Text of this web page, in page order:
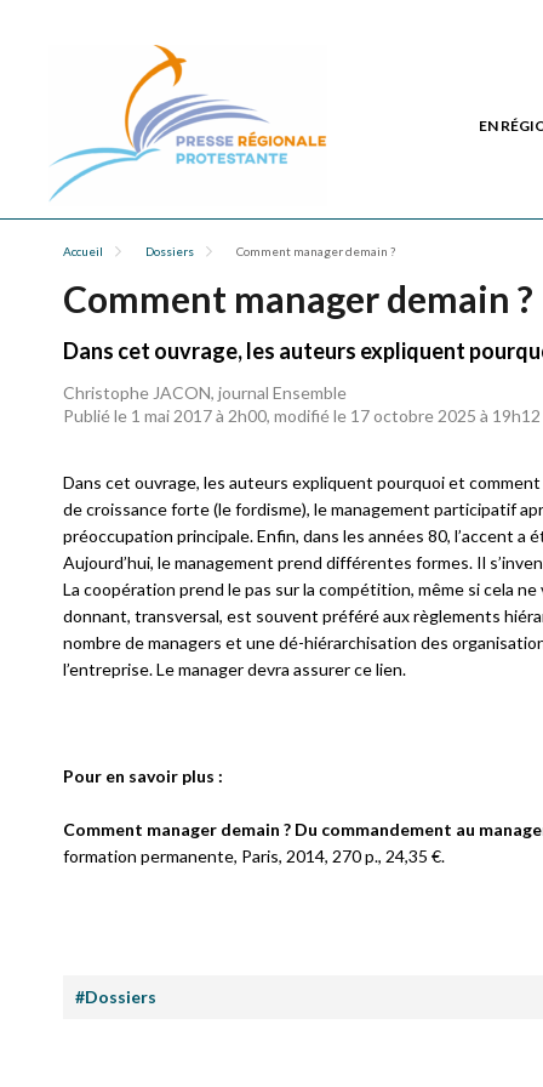
EN
Accueil Dossiers Comment manager demain ?
Comment manager demain ?
Dans cet ouvrage, les auteurs expliquent
Christophe JACON, journal Ensemble
Publié le 1 mai 2017 à 2h00, modifié le 17 octobre 2025 à 19h12
Dans cet ouvrage, les auteurs expliquent pourquoi et
de croissance forte (le fordisme), le management participatif
préoccupation principale. Enfin, dans les années 80, l’accent
Aujourd’hui, le management prend différentes formes. Il
La coopération prend le pas sur la compétition, même si cela
donnant, transversal, est souvent préféré aux règlements
nombre de managers et une dé-hiérarchisation des
l’entreprise. Le manager devra assurer ce lien.
Pour en savoir plus :
Comment manager demain ? Du commandement au
formation permanente, Paris, 2014, 270 p., 24,35 €.
#Dossiers